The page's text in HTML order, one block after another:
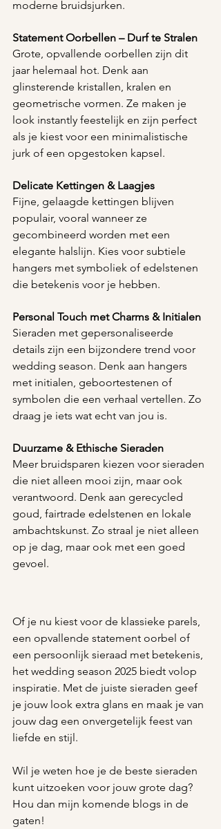
moderne bruidsjurken.
Statement Oorbellen – Durf te Stralen
Grote, opvallende oorbellen zijn dit
jaar helemaal hot. Denk aan
glinsterende kristallen, kralen en
geometrische vormen. Ze maken je
look instantly feestelijk en zijn perfect
als je kiest voor een minimalistische
jurk of een opgestoken kapsel.
Delicate Kettingen & Laagjes
Fijne, gelaagde kettingen blijven
populair, vooral wanneer ze
gecombineerd worden met een
elegante halslijn. Kies voor subtiele
hangers met symboliek of edelstenen
die betekenis voor je hebben.
Personal Touch met Charms & Initialen
Sieraden met gepersonaliseerde
details zijn een bijzondere trend voor
wedding season. Denk aan hangers
met initialen, geboortestenen of
symbolen die een verhaal vertellen. Zo
draag je iets wat echt van jou is.
Duurzame & Ethische Sieraden
Meer bruidsparen kiezen voor sieraden
die niet alleen mooi zijn, maar ook
verantwoord. Denk aan gerecycled
goud, fairtrade edelstenen en lokale
ambachtskunst. Zo straal je niet alleen
op je dag, maar ook met een goed
gevoel.
Of je nu kiest voor de klassieke parels,
een opvallende statement oorbel of
een persoonlijk sieraad met betekenis,
het wedding season 2025 biedt volop
inspiratie. Met de juiste sieraden geef
je jouw look extra glans en maak je van
jouw dag een onvergetelijk feest van
liefde en stijl.
Wil je weten hoe je de beste sieraden
kunt uitzoeken voor jouw grote dag?
Hou dan mijn komende blogs in de
gaten!